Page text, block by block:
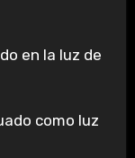
en la luz de
como luz